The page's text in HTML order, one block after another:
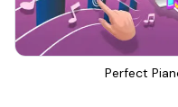
Perfect